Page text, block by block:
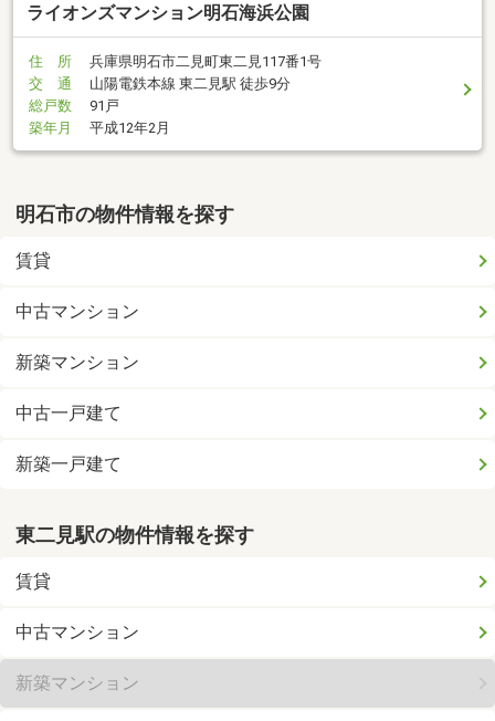
ライオンズマンション明石海浜公園
住 所
兵庫県明石市二見町東二見117番1号
交 通
山陽電鉄本線 東二見駅 徒歩9分
総戸数
91戸
築年月
平成12年2月
明石市の物件情報を探す
賃貸
中古マンション
新築マンション
中古一戸建て
新築一戸建て
東二見駅の物件情報を探す
賃貸
中古マンション
新築マンション